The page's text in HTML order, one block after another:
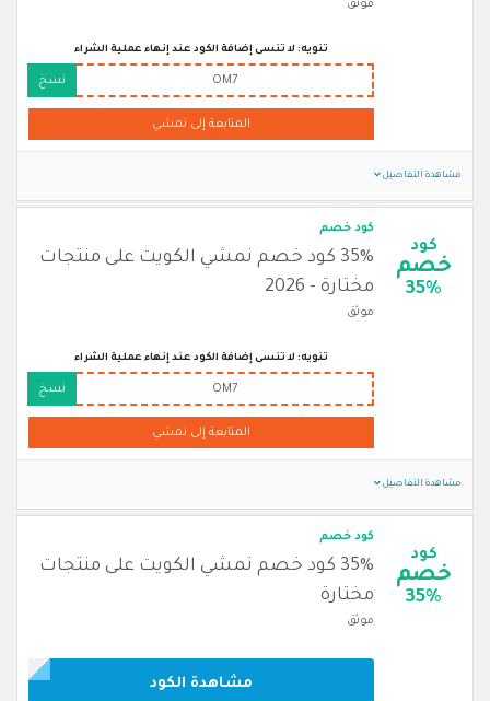
موثق
تنويه: لا تنسى إضافة الكود عند إنهاء عملية الشراء
OM7 نسخ
المتابعة إلى نمشي
مشاهدة التفاصيل
كود
خصم
35%
كود خصم
35% كود خصم نمشي الكويت على منتجات
مختارة - 2026
موثق
تنويه: لا تنسى إضافة الكود عند إنهاء عملية الشراء
OM7 نسخ
المتابعة إلى نمشي
مشاهدة التفاصيل
كود
خصم
35%
كود خصم
35% كود خصم نمشي الكويت على منتجات
مختارة
موثق
مشاهدة الكود